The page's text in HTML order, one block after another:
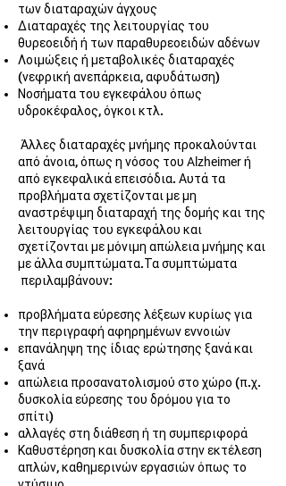
των διαταραχών άγχους
Διαταραχές της λειτουργίας του
θυρεοειδή ή των παραθυρεοειδών αδένων
Λοιμώξεις ή μεταβολικές διαταραχές
(νεφρική ανεπάρκεια, αφυδάτωση)
Νοσήματα του εγκεφάλου όπως
υδροκέφαλος, όγκοι κτλ.
Άλλες διαταραχές μνήμης προκαλούνται
από άνοια, όπως η νόσος του Alzheimerή
από εγκεφαλικά επεισόδια. Αυτά τα
προβλήματα σχετίζονται με μη
αναστρέψιμη διαταραχή της δομής και της
λειτουργίας του εγκεφάλου και
σχετίζονται με μόνιμη απώλεια μνήμης και
με άλλα συμπτώματα.Τασυμπτώματα
περιλαμβάνουν:
προβλήματα εύρεσης λέξεων κυρίως για
την περιγραφή αφηρημένων εννοιών
επανάληψη της ίδιας ερώτησης ξανά και
ξανά
απώλεια προσανατολισμού στο χώρο (π.χ.
δυσκολία εύρεσης του δρόμου για το
σπίτι)
αλλαγές στη διάθεση ή τη συμπεριφορά
Καθυστέρηση και δυσκολία στην εκτέλεση
απλών, καθημερινών εργασιών όπως το